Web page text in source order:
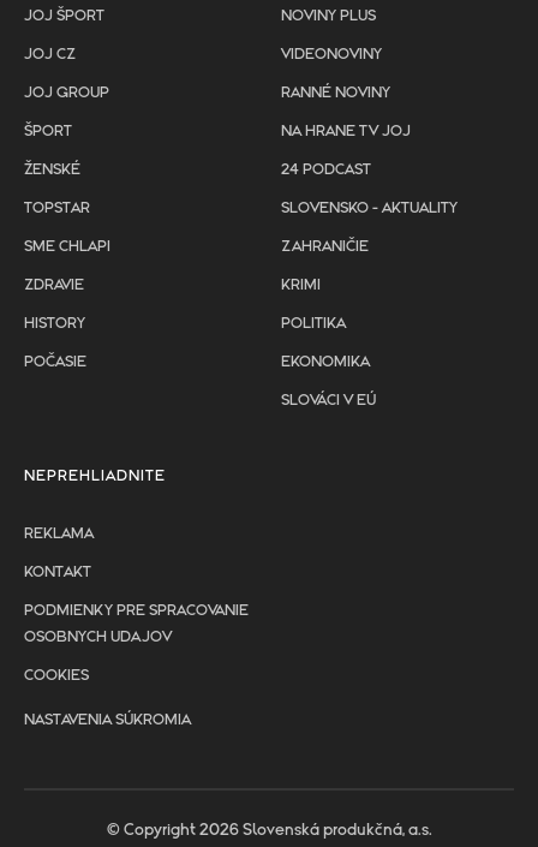
JOJ ŠPORT
JOJ CZ
JOJ GROUP
ŠPORT
ŽENSKÉ
TOPSTAR
SME CHLAPI
ZDRAVIE
HISTORY
POČASIE
NOVINY PLUS
VIDEONOVINY
RANNÉ NOVINY
NA HRANE TV JOJ
24 PODCAST
SLOVENSKO - AKTUALITY
ZAHRANIČIE
KRIMI
POLITIKA
EKONOMIKA
SLOVÁCI V EÚ
NEPREHLIADNITE
REKLAMA
KONTAKT
PODMIENKY PRE SPRACOVANIE
OSOBNYCH UDAJOV
COOKIES
NASTAVENIA SÚKROMIA
© Copyright 2026 Slovenská produkčná, a.s.